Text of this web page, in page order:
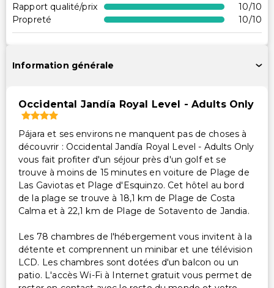
Services supplémentaires
Changement de draps (sur demande)
Service de ménage sur demande
Maître-nageur sur place
Location de vélos sur place
Service de blanchisserie
Service de blanchisserie/nettoyage à sec
Changement de serviettes (sur demande)
Rapport qualité/prix
10/10
Propreté
10/10
Information générale
Occidental Jandía Royal Level - Adults Only
Pájara et ses environs ne manquent pas de choses à
découvrir : Occidental Jandía Royal Level - Adults Only
vous fait profiter d'un séjour près d'un golf et se
trouve à moins de 15 minutes en voiture de Plage de
Las Gaviotas et Plage d'Esquinzo. Cet hôtel au bord
de la plage se trouve à 18,1 km de Plage de Costa
Calma et à 22,1 km de Plage de Sotavento de Jandia.
Les 78 chambres de l'hébergement vous invitent à la
détente et comprennent un minibar et une télévision
LCD. Les chambres sont dotées d'un balcon ou un
patio. L'accès Wi-Fi à Internet gratuit vous permet de